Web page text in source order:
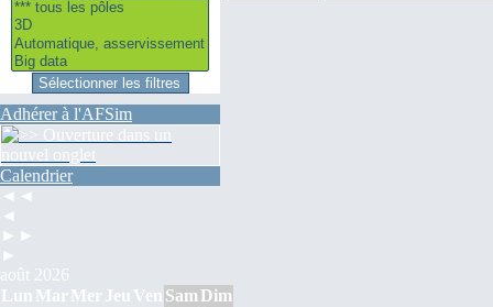
Adhérer à l'AFSim
Calendrier
◄◄
◄
►►
►
août 2026
Lun Mar Mer Jeu Ven Sam Dim